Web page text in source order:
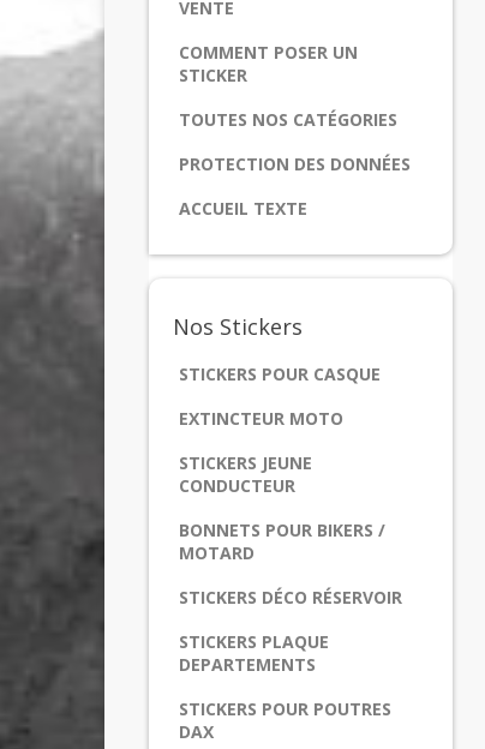
VENTE
COMMENT POSER UN
STICKER
TOUTES NOS CATÉGORIES
PROTECTION DES DONNÉES
ACCUEIL TEXTE
Nos Stickers
STICKERS POUR CASQUE
EXTINCTEUR MOTO
STICKERS JEUNE
CONDUCTEUR
BONNETS POUR BIKERS /
MOTARD
STICKERS DÉCO RÉSERVOIR
STICKERS PLAQUE
DEPARTEMENTS
STICKERS POUR POUTRES
DAX